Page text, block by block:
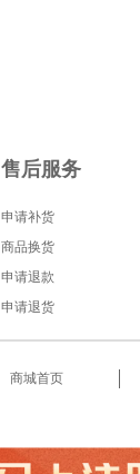
售后服务
申请补货
商品换货
申请退款
申请退货
商城首页